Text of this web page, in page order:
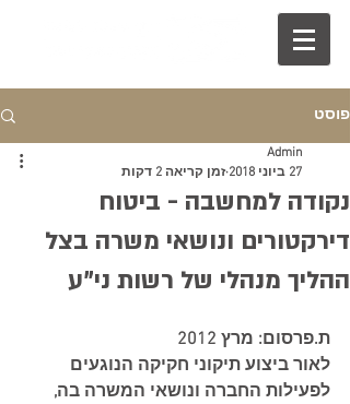
פוסט
נקודה למחשבה - ביטוח
דירקטורים ונושאי משרה בצל
ההליך מנהלי של רשות ני"ע
Admin
27 ביוני 2018
זמן קריאה 2 דקות
ת.פרסום: מרץ 2012
לאור ביצוע תיקוני חקיקה הנוגעים
לפעילות החברה ונושאי המשרה בה,